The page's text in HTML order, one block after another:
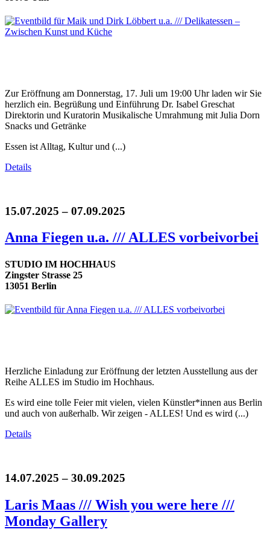
Zur Eröffnung am Donnerstag, 17. Juli um 19:00 Uhr laden wir Sie
herzlich ein. Begrüßung und Einführung Dr. Isabel Greschat
Direktorin und Kuratorin Musikalische Umrahmung mit Julia Dorn
Snacks und Getränke
Essen ist Alltag, Kultur und (...)
Details
15.07.2025 – 07.09.2025
Anna Fiegen u.a. /// ALLES vorbeivorbei
STUDIO IM HOCHHAUS
Zingster Strasse 25
13051 Berlin
Herzliche Einladung zur Eröffnung der letzten Ausstellung aus der
Reihe ALLES im Studio im Hochhaus.
Es wird eine tolle Feier mit vielen, vielen Künstler*innen aus Berlin
und auch von außerhalb. Wir zeigen - ALLES! Und es wird (...)
Details
14.07.2025 – 30.09.2025
Laris Maas /// Wish you were here ///
Monday Gallery